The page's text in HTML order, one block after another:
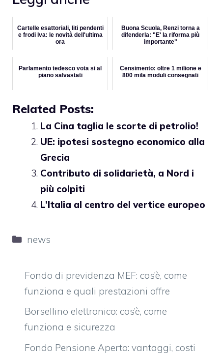
Cartelle esattoriali, liti pendenti
e frodi Iva: le novità dell'ultima
ora
Buona Scuola, Renzi torna a
difenderla: "E' la riforma più
importante"
Parlamento tedesco vota si al
piano salvastati
Censimento: oltre 1 milione e
800 mila moduli consegnati
Related Posts:
La Cina taglia le scorte di petrolio!
UE: ipotesi sostegno economico alla
Grecia
Contributo di solidarietà, a Nord i
più colpiti
L’Italia al centro del vertice europeo
Categorie
news
Fondo di previdenza MEF: cos’è, come
funziona e quali prestazioni offre
Borsellino elettronico: cos’è, come
funziona e sicurezza
Fondo Pensione Aperto: vantaggi, costi